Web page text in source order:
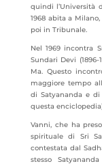
quindi l’Università
1968 abita a
poi in Tribunale.
Nel 1969 incontra
Sundari Devi
Ma. Questo
maggiore tempo
di Satyananda e
questa
Vanni, che ha
spirituale di Sri
contestata dal
stesso